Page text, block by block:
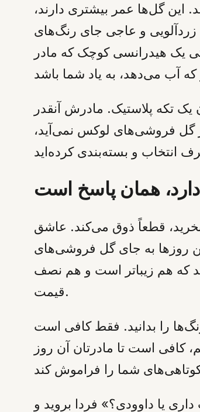
این گل‌ها عمر بیشتری دارند،
و عاجی جای رنگ‌های
یک هیدرانسی کوچک که مادر
تکه پلاستیک. مادرش آنقدر
گل فروشی‌های لوکس نمی‌آید،
همان پاسخ است
قطعاً ذوق می‌کند. عاشق
روزها به جای گل فروشی‌های
که هم زیباتر است و هم نصف
قیمت.
را بدانید. فقط کافی است
کافی است تا مادرتان آن روز
یا داوودی؟» فردا بروید و